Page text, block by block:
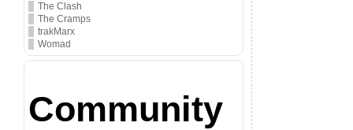
The Clash
The Cramps
trakMarx
Womad
Community